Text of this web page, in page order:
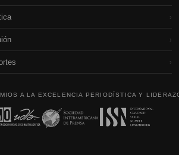
›
›
›
A LA EXCELENCIA PERIODÍSTICA Y